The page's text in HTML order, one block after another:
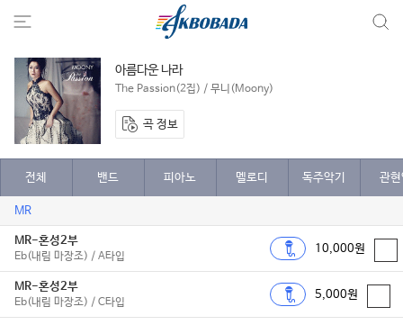
아름다운 나라
The Passion(2집) / 무니(Moony)
곡 정보
전체 밴드 피아노 멜로디 독주악기 관
MR
MR-혼성2부
Eb(내림 마장조) / A타입
10,000원
MR-혼성2부
Eb(내림 마장조) / C타입
5,000원